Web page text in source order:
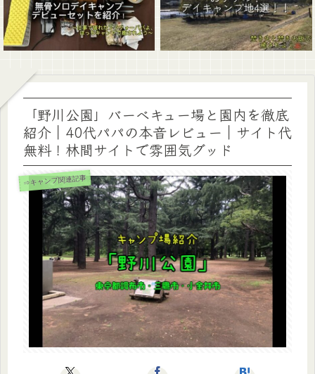
「野川公園」バーベキュー場と園内を徹底
紹介｜40代パパの本音レビュー｜サイト代
無料！林間サイトで雰囲気グッド
⇒キャンプ関連記事